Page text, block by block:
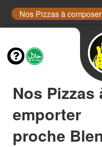
Nos Pizzas à composer
Nos Pizzas
emporter
proche